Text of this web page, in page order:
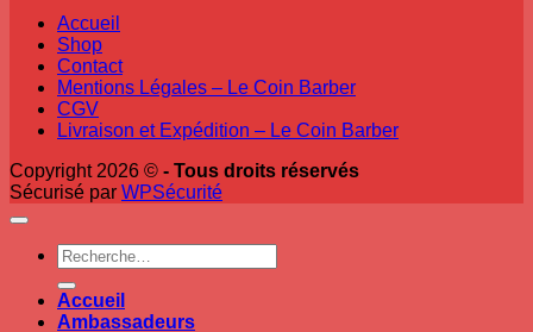
Accueil
Shop
Contact
Mentions Légales – Le Coin Barber
CGV
Livraison et Expédition – Le Coin Barber
Copyright 2026 © - Tous droits réservés
Sécurisé par WPSécurité
Recherche
pour :
Accueil
Ambassadeurs